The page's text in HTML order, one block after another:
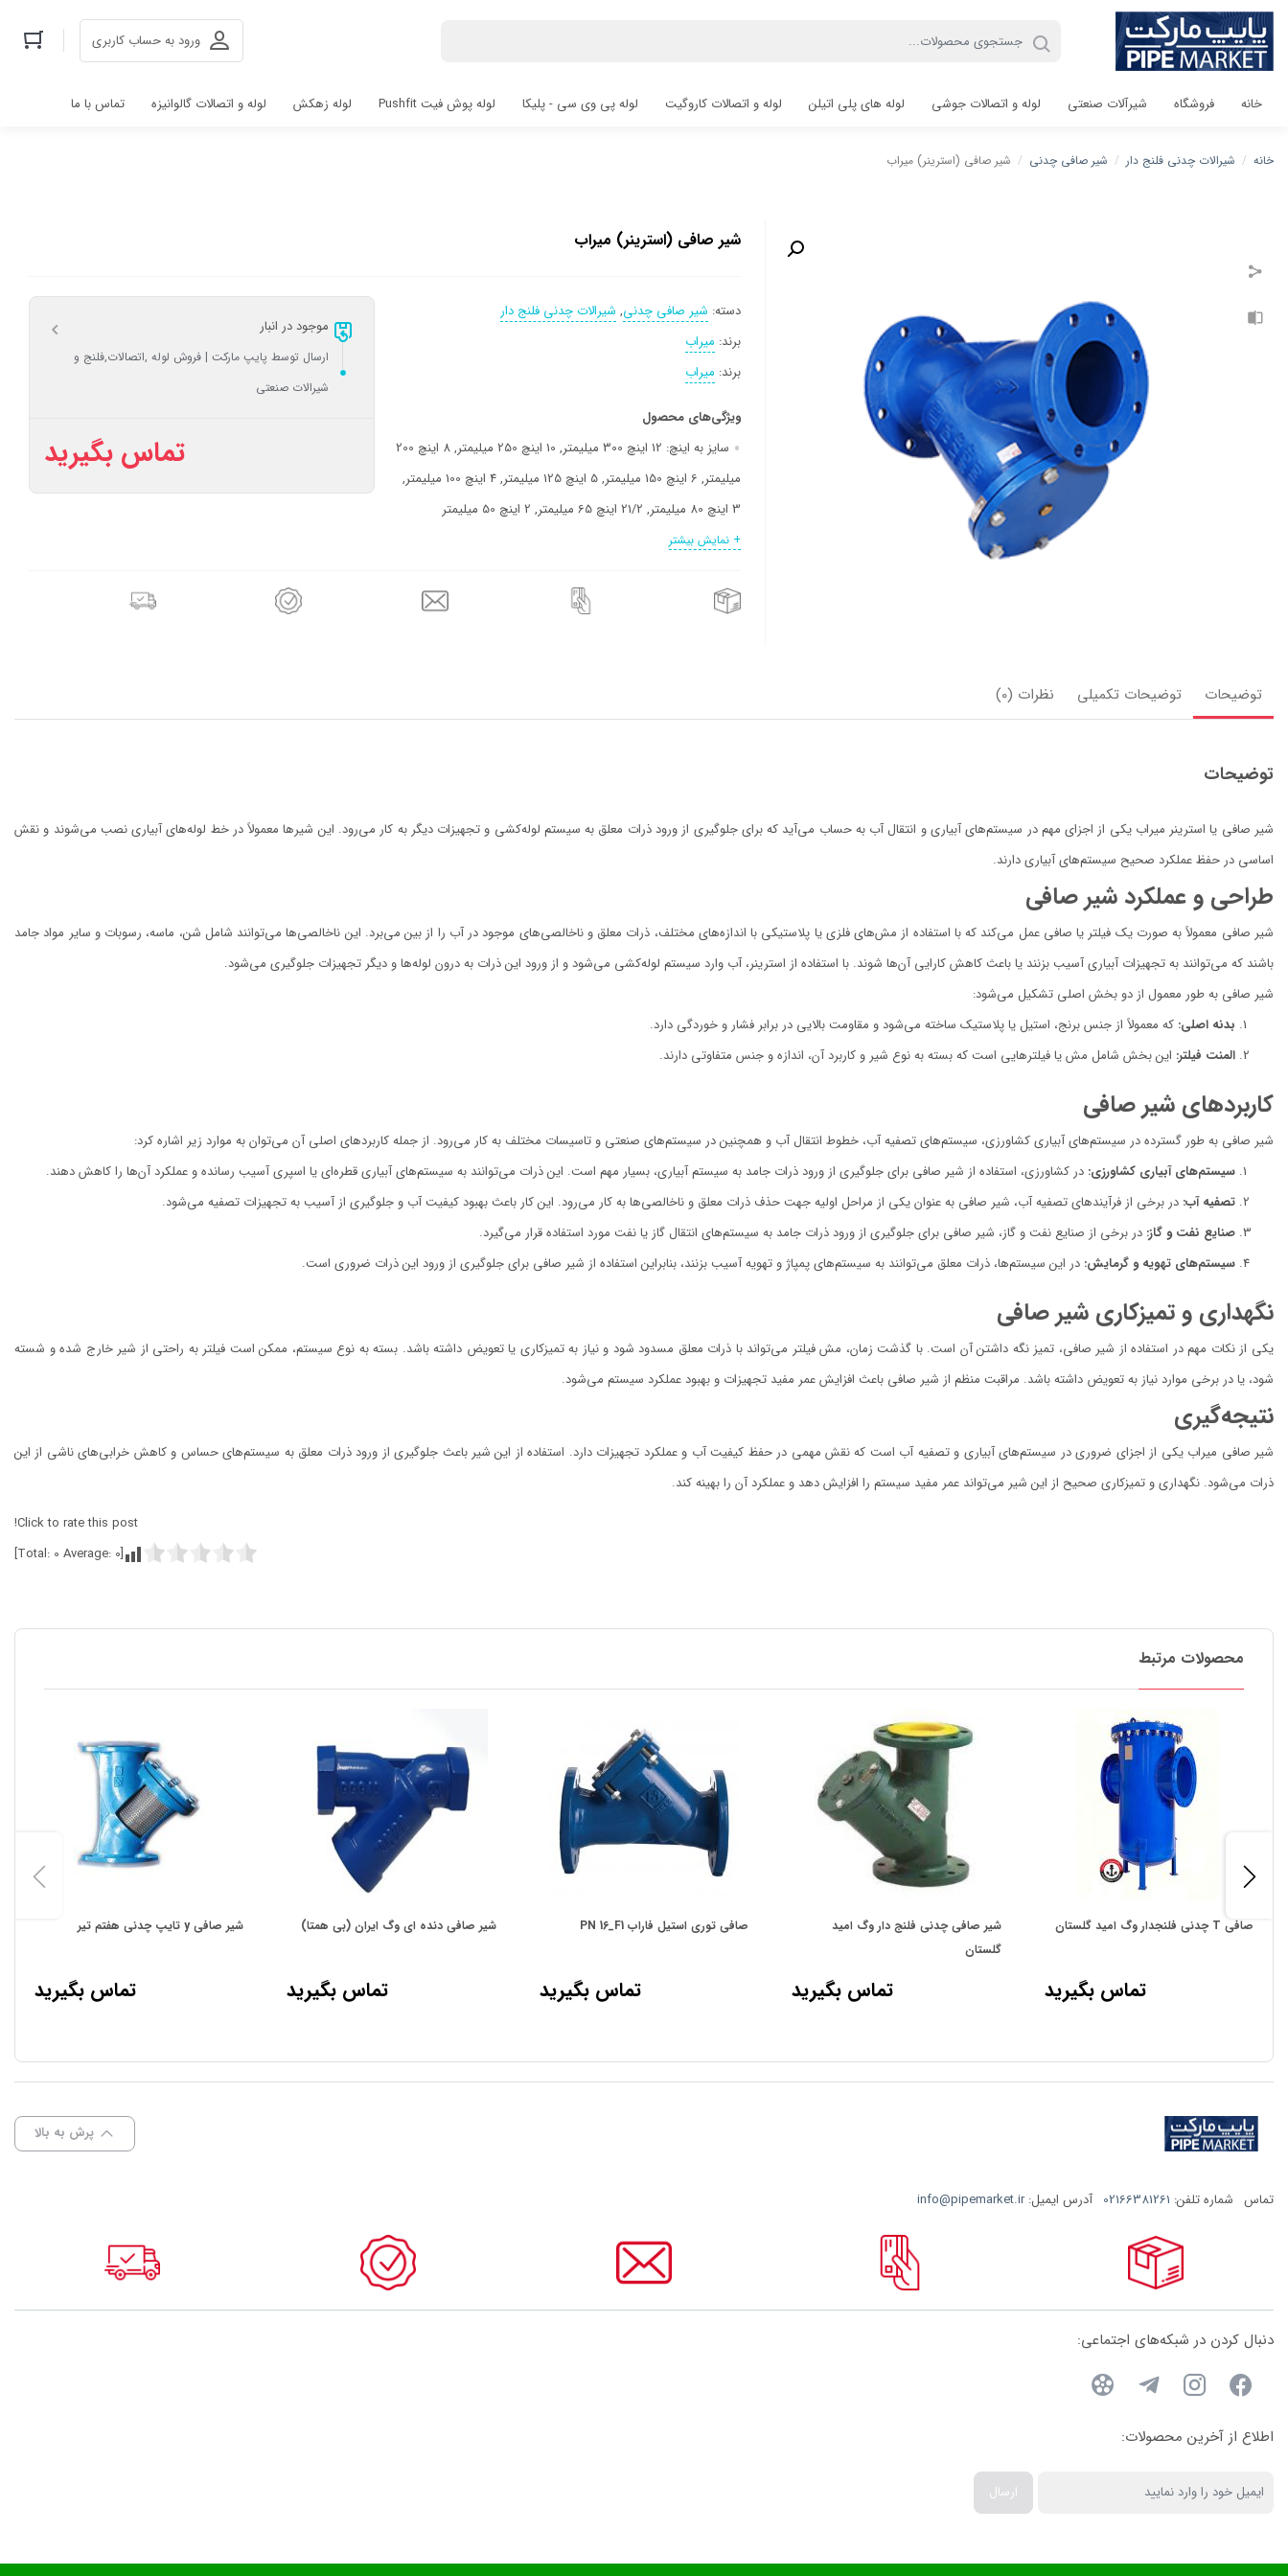
ورود به حساب کاربری
خانه فروشگاه شیرآلات صنعتی لوله و اتصالات جوشی لوله های پلی اتیلن لوله و اتصالات کاروگیت لوله پی وی سی - پلیکا لوله پوش فیت Pushfit لوله زهکش لوله و اتصالات گالوانیزه تماس با ما
خانه / شیرالات چدنی فلنج دار / شیر صافی چدنی / شیر صافی (استرینر) میراب
شیر صافی (استرینر) میراب
دسته: شیر صافی چدنی, شیرالات چدنی فلنج دار
برند: میراب
برند: میراب
ویژگی‌های محصول
سایز به اینچ:
12 اینچ 300 میلیمتر, 10 اینچ 250 میلیمتر, 8 اینچ 200
میلیمتر, 6 اینچ 150 میلیمتر, 5 اینچ 125 میلیمتر, 4 اینچ 100 میلیمتر,
3 اینچ 80 میلیمتر, 21/2 اینچ 65 میلیمتر, 2 اینچ 50 میلیمتر
فشار کاری:10 بار (اتمسفر), 16 بار (اتمسفر)+ نمایش بیشتر
موجود در انبار
ارسال توسط پایپ مارکت | فروش لوله ,اتصالات,فلنج و
شیرالات صنعتی
تماس بگیرید
توضیحات توضیحات تکمیلی نظرات (0)
توضیحات
شیر صافی یا استرینر میراب یکی از اجزای مهم در سیستم‌های آبیاری و انتقال آب به حساب می‌آید که برای جلوگیری از ورود ذرات معلق به سیستم لوله‌کشی و تجهیزات دیگر به کار می‌رود. این شیرها معمولاً در خط لوله‌های آبیاری نصب می‌شوند و نقش
اساسی در حفظ عملکرد صحیح سیستم‌های آبیاری دارند.
طراحی و عملکرد شیر صافی
شیر صافی معمولاً به صورت یک فیلتر یا صافی عمل می‌کند که با استفاده از مش‌های فلزی یا پلاستیکی با اندازه‌های مختلف، ذرات معلق و ناخالصی‌های موجود در آب را از بین می‌برد. این ناخالصی‌ها می‌توانند شامل شن، ماسه، رسوبات و سایر مواد جامد
باشند که می‌توانند به تجهیزات آبیاری آسیب بزنند یا باعث کاهش کارایی آن‌ها شوند. با استفاده از استرینر، آب وارد سیستم لوله‌کشی می‌شود و از ورود این ذرات به درون لوله‌ها و دیگر تجهیزات جلوگیری می‌شود.
شیر صافی به طور معمول از دو بخش اصلی تشکیل می‌شود:
بدنه اصلی: که معمولاً از جنس برنج، استیل یا پلاستیک ساخته می‌شود و مقاومت بالایی در برابر فشار و خوردگی دارد.
المنت فیلتر: این بخش شامل مش یا فیلترهایی است که بسته به نوع شیر و کاربرد آن، اندازه و جنس متفاوتی دارند.
کاربردهای شیر صافی
شیر صافی به طور گسترده در سیستم‌های آبیاری کشاورزی، سیستم‌های تصفیه آب، خطوط انتقال آب و همچنین در سیستم‌های صنعتی و تاسیسات مختلف به کار می‌رود. از جمله کاربردهای اصلی آن می‌توان به موارد زیر اشاره کرد:
سیستم‌های آبیاری کشاورزی: در کشاورزی، استفاده از شیر صافی برای جلوگیری از ورود ذرات جامد به سیستم آبیاری، بسیار مهم است. این ذرات می‌توانند به سیستم‌های آبیاری قطره‌ای یا اسپری آسیب رسانده و عملکرد آن‌ها را کاهش دهند.
تصفیه آب: در برخی از فرآیندهای تصفیه آب، شیر صافی به عنوان یکی از مراحل اولیه جهت حذف ذرات معلق و ناخالصی‌ها به کار می‌رود. این کار باعث بهبود کیفیت آب و جلوگیری از آسیب به تجهیزات تصفیه می‌شود.
صنایع نفت و گاز: در برخی از صنایع نفت و گاز، شیر صافی برای جلوگیری از ورود ذرات جامد به سیستم‌های انتقال گاز یا نفت مورد استفاده قرار می‌گیرد.
سیستم‌های تهویه و گرمایش: در این سیستم‌ها، ذرات معلق می‌توانند به سیستم‌های پمپاژ و تهویه آسیب بزنند، بنابراین استفاده از شیر صافی برای جلوگیری از ورود این ذرات ضروری است.
نگهداری و تمیزکاری شیر صافی
یکی از نکات مهم در استفاده از شیر صافی، تمیز نگه داشتن آن است. با گذشت زمان، مش فیلتر می‌تواند با ذرات معلق مسدود شود و نیاز به تمیزکاری یا تعویض داشته باشد. بسته به نوع سیستم، ممکن است فیلتر به راحتی از شیر خارج شده و شسته
شود، یا در برخی موارد نیاز به تعویض داشته باشد. مراقبت منظم از شیر صافی باعث افزایش عمر مفید تجهیزات و بهبود عملکرد سیستم می‌شود.
نتیجه‌گیری
شیر صافی میراب یکی از اجزای ضروری در سیستم‌های آبیاری و تصفیه آب است که نقش مهمی در حفظ کیفیت آب و عملکرد تجهیزات دارد. استفاده از این شیر باعث جلوگیری از ورود ذرات معلق به سیستم‌های حساس و کاهش خرابی‌های ناشی از این
ذرات می‌شود. نگهداری و تمیزکاری صحیح از این شیر می‌تواند عمر مفید سیستم را افزایش دهد و عملکرد آن را بهینه کند.
Click to rate this post!
[Total:
0 Average: 0
]
محصولات مرتبط
صافی T چدنی فلنجدار وگ امید گلستان
تماس بگیرید
شیر صافی چدنی فلنج دار وگ امید
گلستان
تماس بگیرید
صافی توری استیل فاراب PN 16_F1
تماس بگیرید
شیر صافی دنده ای وگ ایران (بی همتا)
تماس بگیرید
شیر صافی y تایپ چدنی هفتم تیر
تماس بگیرید
پرش به بالا
تماس شماره تلفن: 02166381261 آدرس ایمیل:info@pipemarket.ir
دنبال کردن در شبکه‌های اجتماعی:
اطلاع از آخرین محصولات:
ارسال